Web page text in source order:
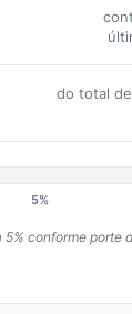
do total
5%
5% conforme porte